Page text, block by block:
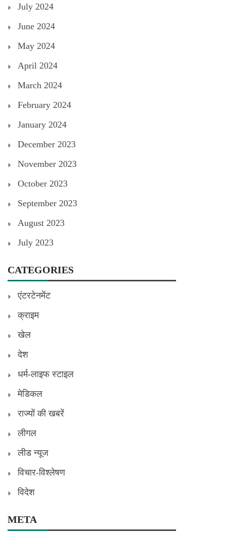
July 2024
June 2024
May 2024
April 2024
March 2024
February 2024
January 2024
December 2023
November 2023
October 2023
September 2023
August 2023
July 2023
CATEGORIES
एंटरटेनमेंट
क्राइम
खेल
देश
धर्म-लाइफ स्टाइल
मेडिकल
राज्यों की खबरें
लीगल
लीड न्यूज
विचार-विश्लेषण
विदेश
META